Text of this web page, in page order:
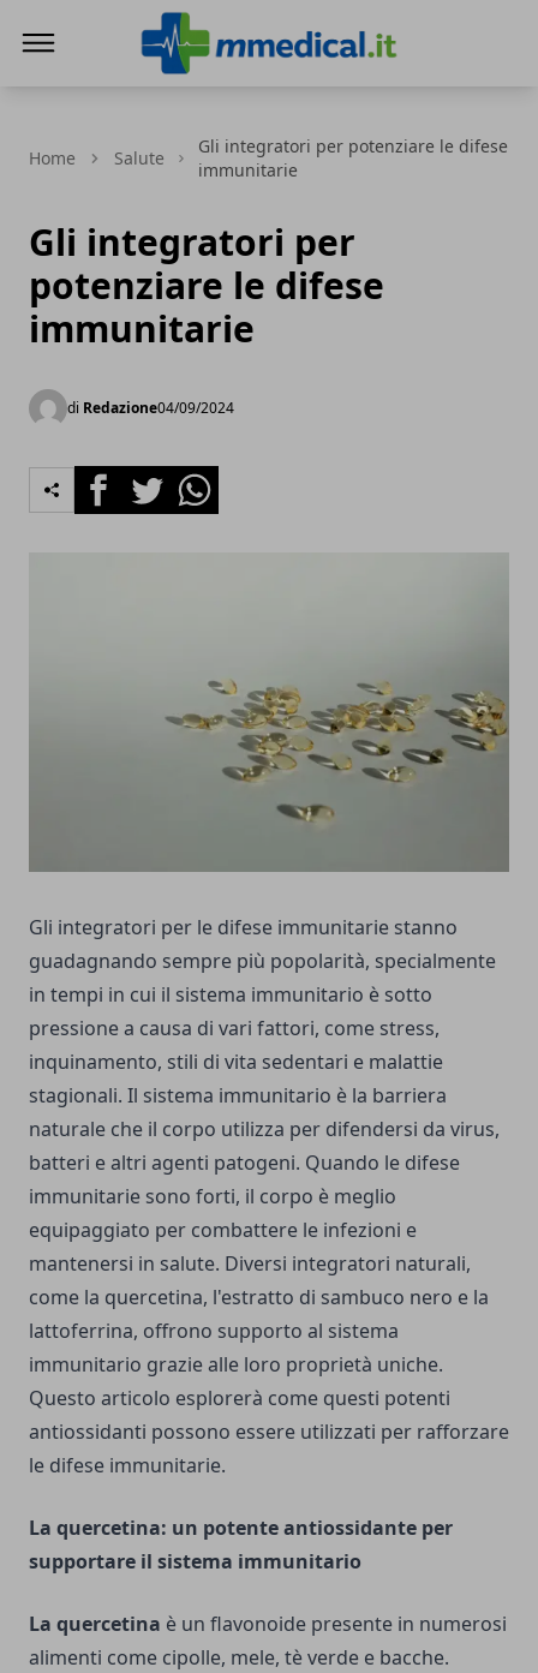
Home Salute
Gli integratori per potenziare le difese
immunitarie
Gli integratori per
potenziare le difese
immunitarie
di Redazione04/09/2024
FacebookTwitterWhatsapp
Gli integratori per le difese immunitarie stanno
guadagnando sempre più popolarità, specialmente
in tempi in cui il sistema immunitario è sotto
pressione a causa di vari fattori, come stress,
inquinamento, stili di vita sedentari e malattie
stagionali. Il sistema immunitario è la barriera
naturale che il corpo utilizza per difendersi da virus,
batteri e altri agenti patogeni. Quando le difese
immunitarie sono forti, il corpo è meglio
equipaggiato per combattere le infezioni e
mantenersi in salute. Diversi integratori naturali,
come la quercetina, l'estratto di sambuco nero e la
lattoferrina, offrono supporto al sistema
immunitario grazie alle loro proprietà uniche.
Questo articolo esplorerà come questi potenti
antiossidanti possono essere utilizzati per rafforzare
le difese immunitarie.
La quercetina: un potente antiossidante per
supportare il sistema immunitario
La quercetina è un flavonoide presente in numerosi
alimenti come cipolle, mele, tè verde e bacche.